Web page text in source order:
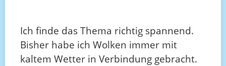
Ich finde das Thema richtig spannend.
Bisher habe ich Wolken immer mit
kaltem Wetter in Verbindung gebracht.